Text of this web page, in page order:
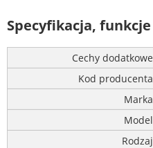
Specyfikacja, funkcje
Cechy dodatkowe
Kod producenta
Marka
Model
Rodzaj